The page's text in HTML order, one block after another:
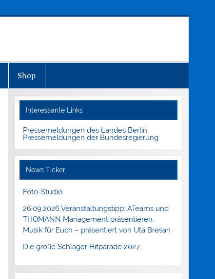
Shop
Interessante Links
Pressemeldungen des Landes Berlin
Pressemeldungen der Bundesregierung
News Ticker
Foto-Studio
26.09.2026 Veranstaltungstipp: ATeams und
THOMANN Management präsentieren.
Musik für Euch – präsentiert von Uta Bresan
Die große Schlager Hitparade 2027